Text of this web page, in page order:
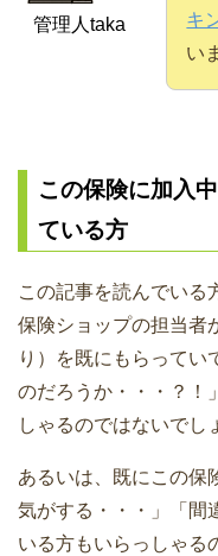
管理人taka
キ
い
この保険に加入
ている方
この記事を読んでいる
保険ショップの担当者
り）を既にもらってい
のだろうか・・・？！
しゃるのではないでし
あるいは、既にこの保
気がする・・・」「間
いる方もいらっしゃる